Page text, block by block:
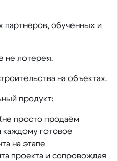
обученных и
не лотерея.
на объектах.
продукт:
просто продаём
каждому готовое
на этапе
проекта и сопровождая